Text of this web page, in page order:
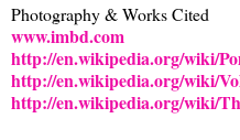
Photography & Works Cited
www.imbd.com
http://en.wikipedia.org/wiki/
http://en.wikipedia.org/wiki/
http://en.wikipedia.org/wiki/